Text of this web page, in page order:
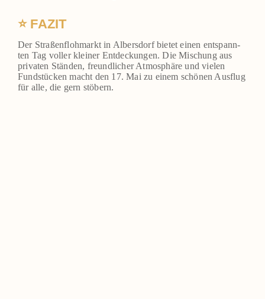
⭐ FAZIT
Der Stra­ßen­floh­markt in Albers­dorf bie­tet einen ent­spann­
ten Tag vol­ler klei­ner Ent­de­ckun­gen. Die Mischung aus
pri­va­ten Stän­den, freund­li­cher Atmo­sphä­re und vie­len
Fund­stü­cken macht den 17. Mai zu einem schö­nen Aus­flug
für alle, die gern stö­bern.